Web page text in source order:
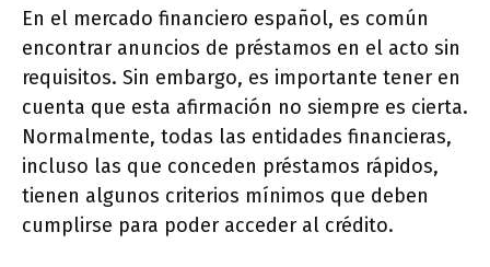
En el mercado financiero español, es común
encontrar anuncios de préstamos en el acto sin
requisitos. Sin embargo, es importante tener en
cuenta que esta afirmación no siempre es cierta.
Normalmente, todas las entidades financieras,
incluso las que conceden préstamos rápidos,
tienen algunos criterios mínimos que deben
cumplirse para poder acceder al crédito.